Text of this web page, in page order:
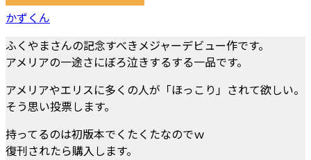
かずくん
ふくやまさんの記念すべきメジャーデビュー作です。
アメリアの一途さにぼろ泣きするする一品です。
アメリアやエリスに多くの人が「ほっこり」されて欲しい。
そう思い投票します。
持ってるのは初版本でくたくたなのでｗ
復刊されたら購入します。